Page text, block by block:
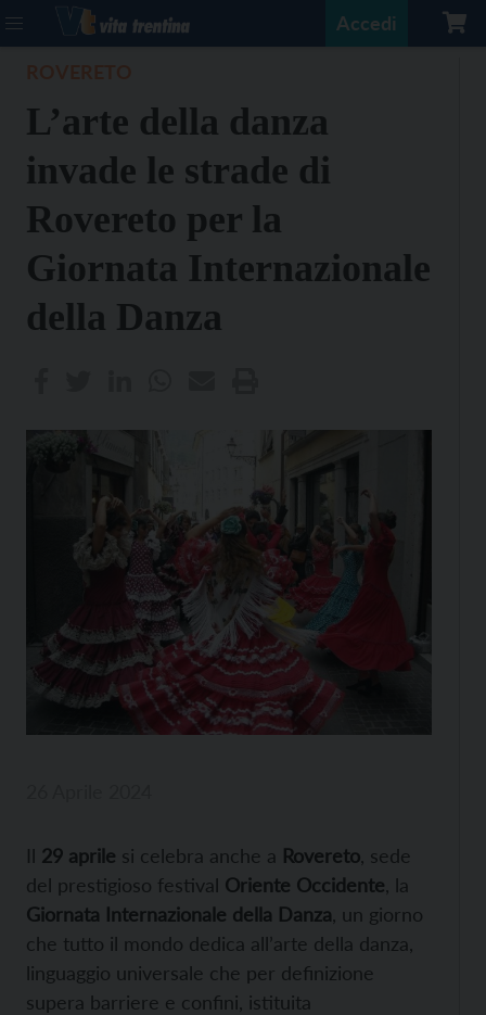
Accedi
L’arte della danza
invade le strade di
Rovereto per la
Giornata Internazionale
della Danza
Il 29 aprile si celebra anche a Rovereto , sede
del prestigioso festival Oriente Occidente , la
Giornata Internazionale della Danza , un giorno
che tutto il mondo dedica all’arte della danza,
linguaggio universale che per definizione
supera barriere e confini, istituita